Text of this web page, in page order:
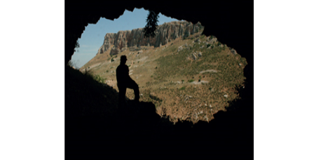
עמוס פרומקין ינון שבטיאל